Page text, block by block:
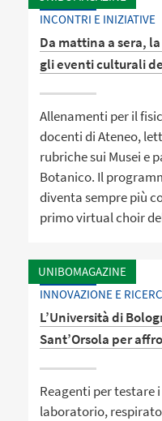
INCONTRI E INIZIATIVE
Da mattina a sera,
gli eventi culturali
Allenamenti per il
docenti di Ateneo,
rubriche sui Musei e
Botanico. Il
diventa sempre più
primo virtual choir
UNIBOMAGAZINE
INNOVAZIONE E
L’Università di
Sant’Orsola per
Reagenti per testare
laboratorio,